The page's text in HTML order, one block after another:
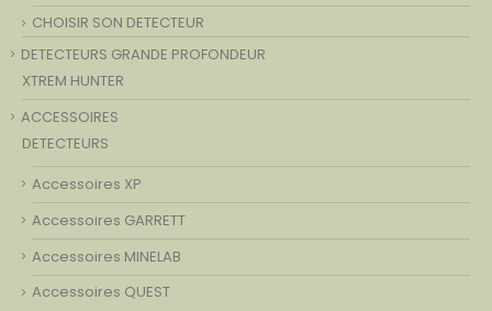
CHOISIR SON DETECTEUR
DETECTEURS GRANDE PROFONDEUR
XTREM HUNTER
ACCESSOIRES
DETECTEURS
Accessoires XP
Accessoires GARRETT
Accessoires MINELAB
Accessoires QUEST